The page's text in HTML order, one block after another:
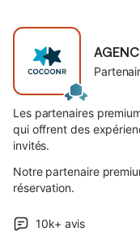
Les partenaires
qui offrent des
invités.
Notre partenaire
réservation.
10k+ avis